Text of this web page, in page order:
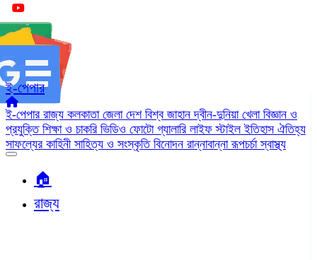
ই-পেপার
ই-পেপার রাজ্য কলকাতা জেলা দেশ বিশ্ব জাহানদ্বীন-দুনিয়া খেলা বিজ্ঞান ও
প্রযুক্তি শিক্ষা ও চাকরি ভিডিও ফোটো গ্যালারি লাইফ স্টাইলইতিহাস ঐতিহ্য
সাফল্যের কাহিনী সাহিত্য ও সংস্কৃতি বিনোদন রান্নাবান্নারূপচর্চাস্বাস্থ্য
🏠︎
রাজ্য